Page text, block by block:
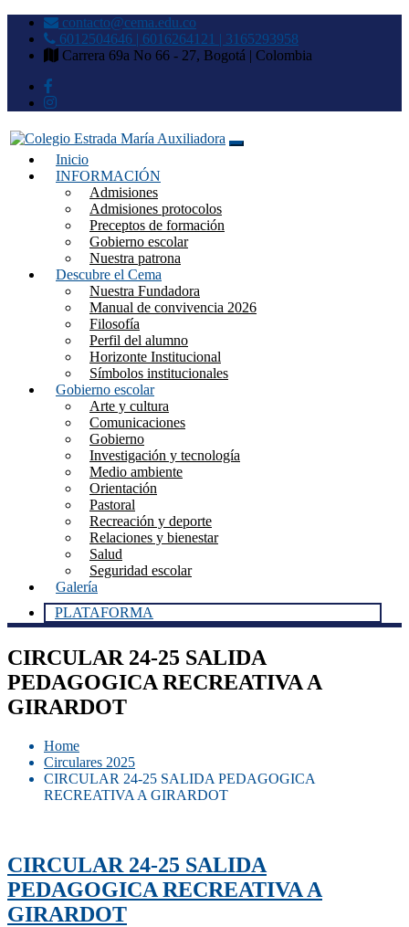
contacto@cema.edu.co
6012504646 | 6016264121 | 3165293958
Carrera 69a No 66 - 27, Bogotá | Colombia
Colegio Estrada María
Auxiliadora
Inicio
INFORMACIÓN
Admisiones
Admisiones protocolos
Preceptos de formación
Gobierno escolar
Nuestra patrona
Descubre el Cema
Nuestra Fundadora
Manual de convivencia 2026
Filosofía
Perfil del alumno
Horizonte Institucional
Símbolos institucionales
Gobierno escolar
Arte y cultura
Comunicaciones
Gobierno
Investigación y tecnología
Medio ambiente
Orientación
Pastoral
Recreación y deporte
Relaciones y bienestar
Salud
Seguridad escolar
Galería
PLATAFORMA
CIRCULAR 24-25 SALIDA
PEDAGOGICA RECREATIVA A
GIRARDOT
Home
Circulares 2025
CIRCULAR 24-25 SALIDA PEDAGOGICA
RECREATIVA A GIRARDOT
CIRCULAR 24-25 SALIDA
PEDAGOGICA RECREATIVA A
GIRARDOT